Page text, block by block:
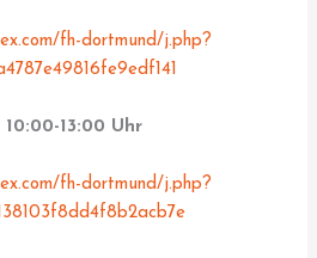
fh-dortmund/j.php?
13:00 Uhr
fh-dortmund/j.php?